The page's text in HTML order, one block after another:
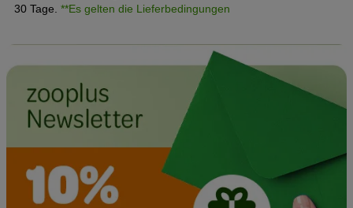
30 Tage. **Es gelten die Lieferbedingungen